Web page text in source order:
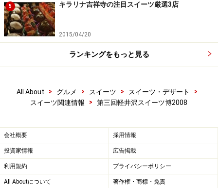
5 キラリナ吉祥寺の注目スイーツ厳選3店
2015/04/20
ランキングをもっと見る
All About > グルメ > スイーツ > スイーツ・デザート
>
スイーツ関連情報
> 第三回軽井沢スイーツ博2008
会社概要 採用情報
投資家情報 広告掲載
利用規約 プライバシーポリシー
All Aboutについて 著作権・商標・免責